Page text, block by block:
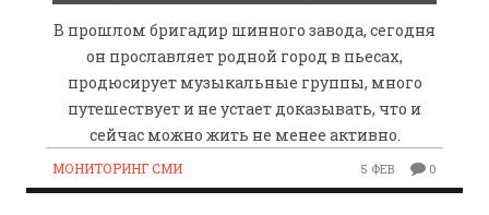
В прошлом бригадир шинного завода, сегодня
он прославляет родной город в пьесах,
продюсирует музыкальные группы, много
путешествует и не устает доказывать, что и
сейчас можно жить не менее активно.
МОНИТОРИНГ СМИ 5 ФЕВ 0